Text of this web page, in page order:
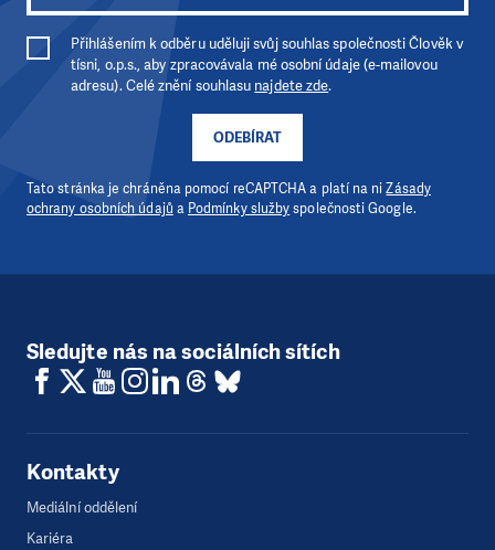
ODEBÍRAT
Přihlášením k odběru uděluji svůj souhlas společnosti Člověk v
tísni, o.p.s., aby zpracovávala mé osobní údaje (e-mailovou
adresu). Celé znění souhlasu najdete zde.
Tato stránka je chráněna pomocí reCAPTCHA a platí na niZásady
ochrany osobních údajů a Podmínky službyspolečnosti Google.
Sledujte nás na sociálních sítích
Kontakty
Mediální oddělení
Kariéra